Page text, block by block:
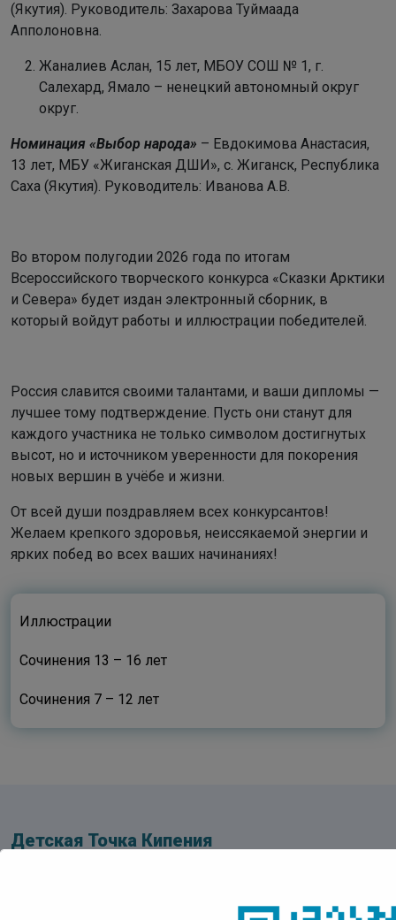
(Якутия). Руководитель: Захарова Туймаада
Апполоновна.
Жаналиев Аслан, 15 лет, МБОУ СОШ № 1, г.
Салехард, Ямало – ненецкий автономный округ
округ.
Номинация «Выбор народа» – Евдокимова Анастасия,
13 лет, МБУ «Жиганская ДШИ», с. Жиганск, Республика
Саха (Якутия). Руководитель: Иванова А.В.
Во втором полугодии 2026 года по итогам
Всероссийского творческого конкурса «Сказки Арктики
и Севера» будет издан электронный сборник, в
который войдут работы и иллюстрации победителей.
Россия славится своими талантами, и ваши дипломы —
лучшее тому подтверждение. Пусть они станут для
каждого участника не только символом достигнутых
высот, но и источником уверенности для покорения
новых вершин в учёбе и жизни.
От всей души поздравляем всех конкурсантов!
Желаем крепкого здоровья, неиссякаемой энергии и
ярких побед во всех ваших начинаниях!
Иллюстрации
Сочинения 13 – 16 лет
Сочинения 7 – 12 лет
Детская Точка Кипения